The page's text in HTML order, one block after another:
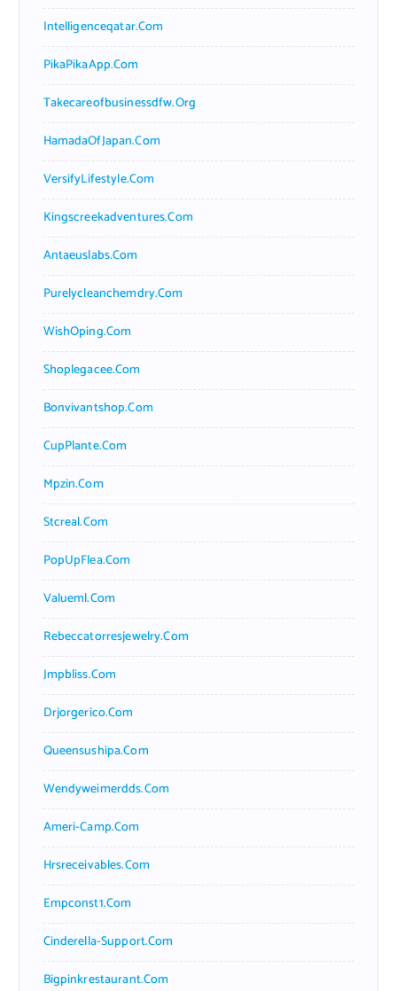
Intelligenceqatar.com
PikaPikaApp.com
Takecareofbusinessdfw.org
HamadaOfJapan.com
VersifyLifestyle.com
Kingscreekadventures.com
Antaeuslabs.com
Purelycleanchemdry.com
WishOping.com
Shoplegacee.com
Bonvivantshop.com
CupPlante.com
Mpzin.com
Stcreal.com
PopUpFlea.com
Valueml.com
Rebeccatorresjewelry.com
Jmpbliss.com
Drjorgerico.com
Queensushipa.com
Wendyweimerdds.com
Ameri-Camp.com
Hrsreceivables.com
Empconst1.com
Cinderella-Support.com
Bigpinkrestaurant.com